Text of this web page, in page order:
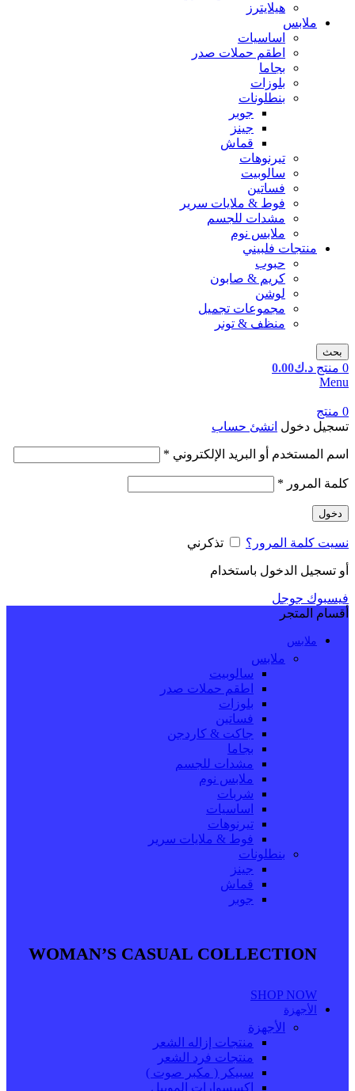
هيلايترز
ملابس
اساسيات
اطقم حملات صدر
بجاما
بلوزات
بنطلونات
جوبر
جينز
قماش
تيرنوهات
سالوبيت
فساتين
فوط & ملايات سرير
مشدات للجسم
ملابس نوم
منتجات فلبيني
حبوب
كريم & صابون
لوشن
مجموعات تجميل
منظف & تونر
بحث
0 منتج د.ك0.00
Menu
0 منتج
تسجيل دخول انشئ حساب
اسم المستخدم أو البريد الإلكتروني *
كلمة المرور *
دخول
نسيت كلمة المرور؟ تذكرني
أو تسجيل الدخول باستخدام
فيسبوك جوجل
أقسام المتجر
ملابس
ملابس
سالوبيت
اطقم حملات صدر
بلوزات
فساتين
جاكت & كاردجن
بجاما
مشدات للجسم
ملابس نوم
شربات
اساسيات
تيرنوهات
فوط & ملايات سرير
بنطلونات
جينز
قماش
جوبر
WOMAN’S CASUAL COLLECTION
SHOP NOW
الأجهزة
الأجهزة
منتجات إزاله الشعر
منتجات فرد الشعر
سبيكر ( مكبر صوت )
اكسسوارات الموبيل